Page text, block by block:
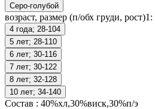
Серо-голубой
возраст, размер (п/обх груди, рост)1:
4 года; 28-104
5 лет; 28-110
6 лет; 30-116
7 лет; 30-122
8 лет; 32-128
10 лет; 34-140
Состав : 40%хл,30%виск,30%п/э